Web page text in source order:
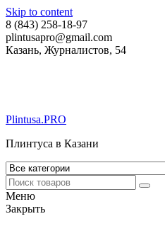
Skip to content
8 (843) 258-18-97
plintusapro@gmail.com
Казань, Журналистов, 54
Plintusa.PRO
Плинтуса в Казани
Меню
Закрыть